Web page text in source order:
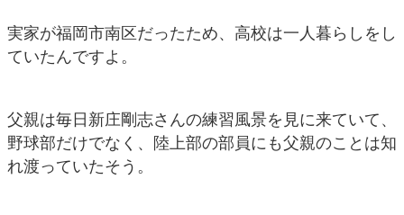
実家が福岡市南区だったため、高校は一人暮らしをし
ていたんですよ。
父親は毎日新庄剛志さんの練習風景を見に来ていて、
野球部だけでなく、陸上部の部員にも父親のことは知
れ渡っていたそう。